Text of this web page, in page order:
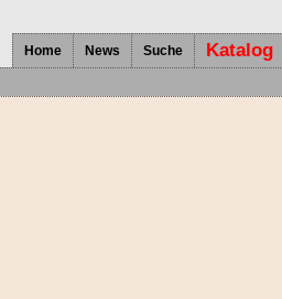
Home News Suche Katalog